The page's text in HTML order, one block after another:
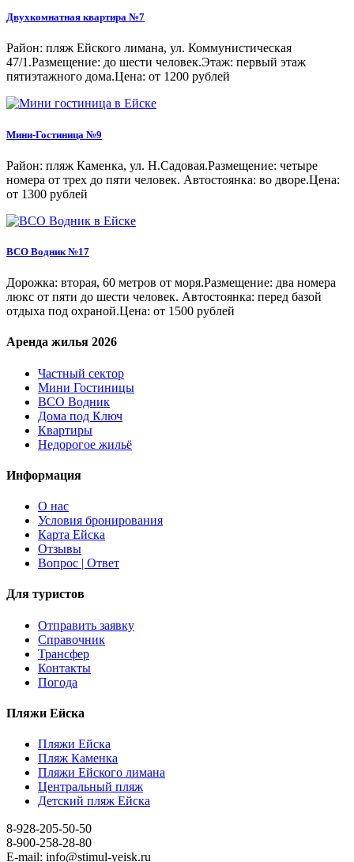
Двухкомнатная квартира №7
Район: пляж Ейского лимана, ул. Коммунистическая
47/1.Размещение: до шести человек.Этаж: первый этаж
пятиэтажного дома.Цена: от 1200 рублей
Мини-Гостиница №9
Район: пляж Каменка, ул. Н.Садовая.Размещение: четыре
номера от трех до пяти человек. Автостоянка: во дворе.Цена:
от 1300 рублей
ВСО Водник №17
Дорожка: вторая, 60 метров от моря.Размещение: два номера
люкс от пяти до шести человек. Автостоянка: перед базой
отдыха под охраной.Цена: от 1500 рублей
Аренда жилья 2026
Частный сектор
Мини Гостиницы
ВСО Водник
Дома под Ключ
Квартиры
Недорогое жильё
Информация
О наc
Условия бронирования
Карта Ейска
Отзывы
Вопрос | Ответ
Для туристов
Отправить заявку
Справочник
Трансфер
Контакты
Погода
Пляжи Ейска
Пляжи Ейска
Пляж Каменка
Пляжи Ейского лимана
Центральный пляж
Детский пляж Ейска
8-928-205-50-50
8-900-258-28-80
E-mail: info@stimul-yeisk.ru